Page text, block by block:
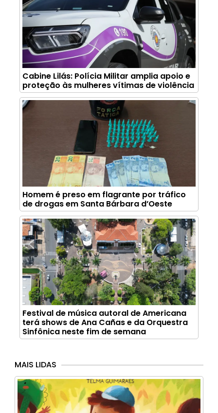
Cabine Lilás: Polícia Militar amplia apoio e
proteção às mulheres vítimas de violência
Homem é preso em flagrante por tráfico
de drogas em Santa Bárbara d’Oeste
Festival de música autoral de Americana
terá shows de Ana Cañas e da Orquestra
Sinfônica neste fim de semana
MAIS LIDAS